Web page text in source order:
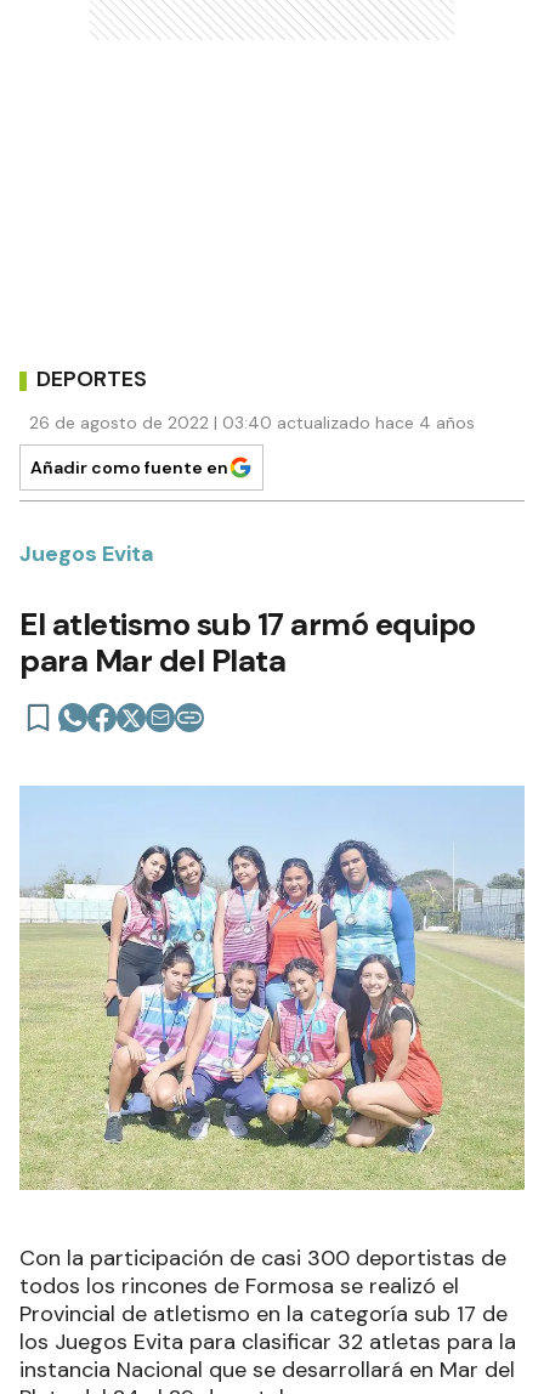
DEPORTES
26 de agosto de 2022 | 03:40 actualizado hace 4 años
Añadir como fuente en
Juegos Evita
El atletismo sub 17 armó equipo
para Mar del Plata
Con la participación de casi 300 deportistas de
todos los rincones de Formosa se realizó el
Provincial de atletismo en la categoría sub 17 de
los Juegos Evita para clasificar 32 atletas para la
instancia Nacional que se desarrollará en Mar del